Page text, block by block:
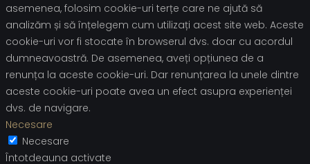
asemenea, folosim cookie-uri terțe care ne ajută să
analizăm și să înțelegem cum utilizați acest site web. Aceste
cookie-uri vor fi stocate în browserul dvs. doar cu acordul
dumneavoastră. De asemenea, aveți opțiunea de a
renunța la aceste cookie-uri. Dar renunțarea la unele dintre
aceste cookie-uri poate avea un efect asupra experienței
dvs. de navigare.
Necesare
Necesare
Întotdeauna activate